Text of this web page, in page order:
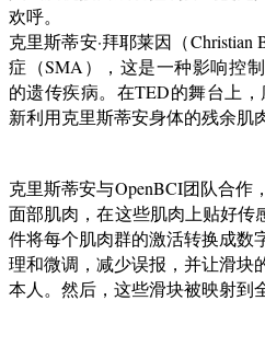
欢呼。
克里斯蒂安·拜耶莱因（Christian
症（SMA），这是一种影响控
的遗传疾病。在TED的舞台上
新利用克里斯蒂安身体的残余肌
克里斯蒂安与OpenBCI团队合作
面部肌肉，在这些肌肉上贴好传
件将每个肌肉群的激活转换成数
理和微调，减少误报，并让滑块
本人。然后，这些滑块被映射到